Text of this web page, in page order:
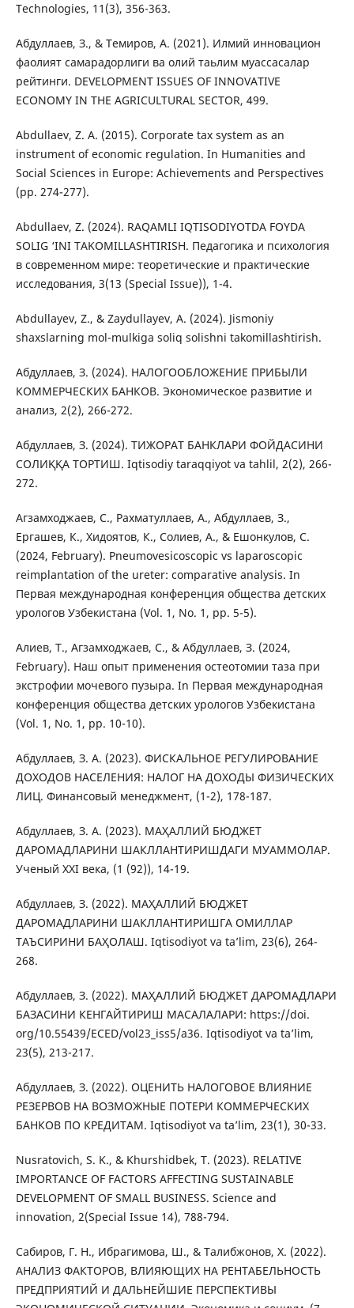
Technologies, 11(3), 356-363.
Абдуллаев, З., & Темиров, А. (2021). Илмий инновацион
фаолият самарадорлиги вa олий таьлим муассасалар
рейтинги. DEVELOPMENT ISSUES OF INNOVATIVE
ECONOMY IN THE AGRICULTURAL SECTOR, 499.
Abdullaev, Z. A. (2015). Corporate tax system as an
instrument of economic regulation. In Humanities and
Social Sciences in Europe: Achievements and Perspectives
(pp. 274-277).
Abdullaev, Z. (2024). RAQAMLI IQTISODIYOTDA FOYDA
SOLIG ‘INI TAKOMILLASHTIRISH. Педагогика и психология
в современном мире: теоретические и практические
исследования, 3(13 (Special Issue)), 1-4.
Abdullayev, Z., & Zaydullayev, A. (2024). Jismoniy
shaxslarning mol-mulkiga soliq solishni takomillashtirish.
Абдуллаев, З. (2024). НАЛОГООБЛОЖЕНИЕ ПРИБЫЛИ
КОММЕРЧЕСКИХ БАНКОВ. Экономическое развитие и
анализ, 2(2), 266-272.
Абдуллаев, З. (2024). ТИЖОРАТ БАНКЛАРИ ФОЙДАСИНИ
СОЛИҚҚА ТОРТИШ. Iqtisodiy taraqqiyot va tahlil, 2(2), 266-
272.
Агзамходжаев, С., Рахматуллаев, А., Абдуллаев, З.,
Ергашев, К., Xидоятов, К., Солиев, А., & Ешонкулов, С.
(2024, February). Pneumovesicoscopic vs laparoscopic
reimplantation of the ureter: comparative analysis. In
Первая международная конференция общества детских
урологов Узбекистана (Vol. 1, No. 1, pp. 5-5).
Алиев, Т., Агзамходжаев, С., & Абдуллаев, З. (2024,
February). Наш опыт применения остеотомии таза при
экстрофии мочевого пузыра. In Первая международная
конференция общества детских урологов Узбекистана
(Vol. 1, No. 1, pp. 10-10).
Абдуллаев, З. А. (2023). ФИСКАЛЬНОЕ РЕГУЛИРОВАНИЕ
ДОХОДОВ НАСЕЛЕНИЯ: НАЛОГ НА ДОХОДЫ ФИЗИЧЕСКИХ
ЛИЦ. Финансовый менеджмент, (1-2), 178-187.
Абдуллаев, З. А. (2023). МАҲАЛЛИЙ БЮДЖЕТ
ДАРОМАДЛАРИНИ ШАКЛЛАНТИРИШДАГИ МУАММОЛАР.
Ученый XXI века, (1 (92)), 14-19.
Абдуллаев, З. (2022). МАҲАЛЛИЙ БЮДЖЕТ
ДАРОМАДЛАРИНИ ШАКЛЛАНТИРИШГА ОМИЛЛАР
ТАЪСИРИНИ БАҲОЛАШ. Iqtisodiyot va taʼlim, 23(6), 264-
268.
Абдуллаев, З. (2022). МАҲАЛЛИЙ БЮДЖЕТ ДАРОМАДЛАРИ
БАЗАСИНИ КЕНГАЙТИРИШ МАСАЛАЛАРИ: https://doi.
org/10.55439/ECED/vol23_iss5/a36. Iqtisodiyot va taʼlim,
23(5), 213-217.
Абдуллаев, З. (2022). ОЦЕНИТЬ НАЛОГОВОЕ ВЛИЯНИЕ
РЕЗЕРВОВ НА ВОЗМОЖНЫЕ ПОТЕРИ КОММЕРЧЕСКИХ
БАНКОВ ПО КРЕДИТАМ. Iqtisodiyot va taʼlim, 23(1), 30-33.
Nusratovich, S. K., & Khurshidbek, T. (2023). RELATIVE
IMPORTANCE OF FACTORS AFFECTING SUSTAINABLE
DEVELOPMENT OF SMALL BUSINESS. Science and
innovation, 2(Special Issue 14), 788-794.
Сабиров, Г. Н., Ибрагимова, Ш., & Талибжонов, Х. (2022).
АНАЛИЗ ФАКТОРОВ, ВЛИЯЮЩИХ НА РЕНТАБЕЛЬНОСТЬ
ПРЕДПРИЯТИЙ И ДАЛЬНЕЙШИЕ ПЕРСПЕКТИВЫ